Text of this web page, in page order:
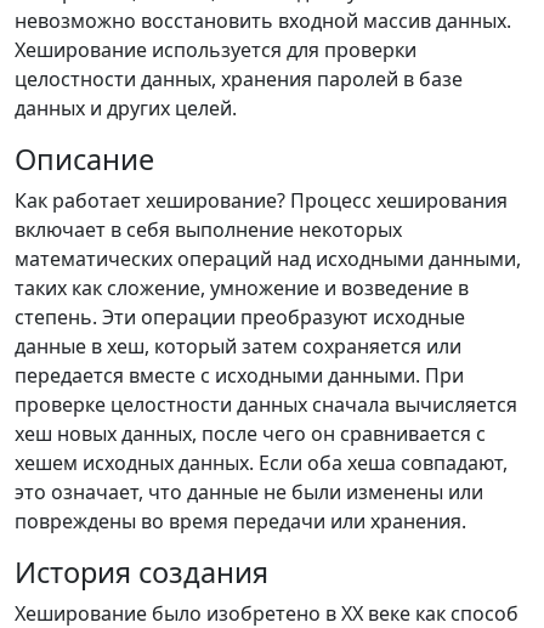
невозможно восстановить входной массив данных.
Хеширование используется для проверки
целостности данных, хранения паролей в базе
данных и других целей.
Описание
Как работает хеширование? Процесс хеширования
включает в себя выполнение некоторых
математических операций над исходными данными,
таких как сложение, умножение и возведение в
степень. Эти операции преобразуют исходные
данные в хеш, который затем сохраняется или
передается вместе с исходными данными. При
проверке целостности данных сначала вычисляется
хеш новых данных, после чего он сравнивается с
хешем исходных данных. Если оба хеша совпадают,
это означает, что данные не были изменены или
повреждены во время передачи или хранения.
История создания
Хеширование было изобретено в XX веке как способ